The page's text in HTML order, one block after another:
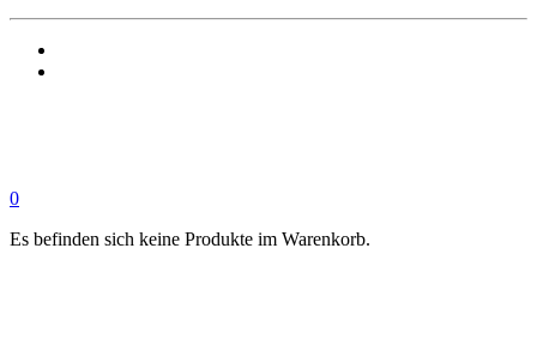
0
Es befinden sich keine Produkte im Warenkorb.